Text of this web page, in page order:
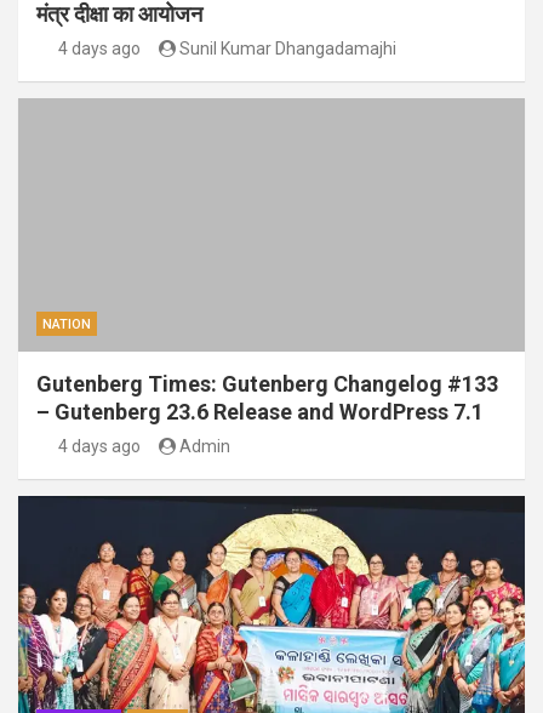
मंत्र दीक्षा का आयोजन
4 days ago Sunil Kumar Dhangadamajhi
NATION
Gutenberg Times: Gutenberg Changelog #133
– Gutenberg 23.6 Release and WordPress 7.1
4 days ago Admin